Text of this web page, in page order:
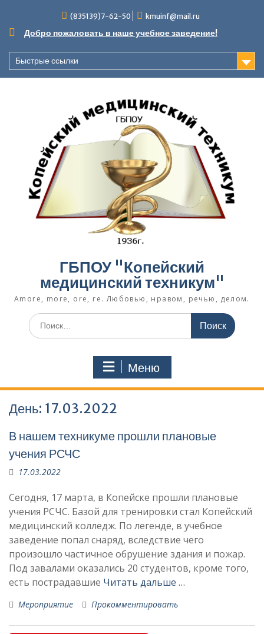
содержимому
(835139)7-62-50 kmuinf@mail.ru
Добро пожаловать в наше учебное заведение!
Быстрые ссылки
ГБПОУ "Копейский
медицинский техникум"
Amore, more, ore, re. Любовью, нравом, речью, делом.
Поиск
по:
Меню
День: 17.03.2022
В нашем техникуме прошли плановые
учения РСЧС
17.03.2022
Сегодня, 17 марта, в Копейске прошли плановые
учения РСЧС. Базой для тренировки стал Копейский
медицинский колледж. По легенде, в учебное
заведение попал снаряд, вследствие чего
произошло частичное обрушение здания и пожар.
Под завалами оказались 20 студентов, кроме того,
есть пострадавшие Читать дальше …
Мероприятие Прокомментировать